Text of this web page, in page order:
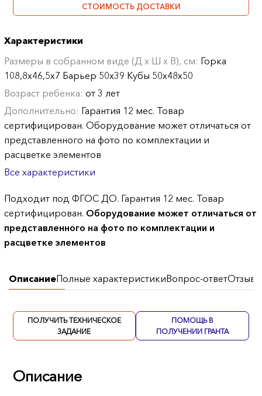
СТОИМОСТЬ ДОСТАВКИ
Характеристики
Размеры в собранном виде (Д х Ш х В), см: Горка
108,8х46,5х7 Барьер 50х39 Кубы 50х48х50
Возраст ребенка:от 3 лет
Дополнительно: Гарантия 12 мес. Товар
сертифицирован. Оборудование может отличаться от
представленного на фото по комплектации и
расцветке элементов
Все характеристики
Подходит под ФГОС ДО. Гарантия 12 мес. Товар
сертифицирован. Оборудование может отличаться от
представленного на фото по комплектации и
расцветке элементов
ОписаниеПолные характеристикиВопрос-ответОтзывы
ПОЛУЧИТЬ ТЕХНИЧЕСКОЕ
ЗАДАНИЕ
ПОМОЩЬ В
ПОЛУЧЕНИИ ГРАНТА
Описание